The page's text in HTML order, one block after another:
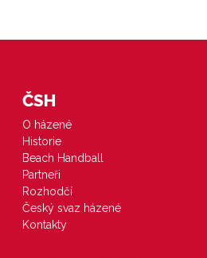
ČSH
O házené
Historie
Beach Handball
Partneři
Rozhodčí
Český svaz házené
Kontakty